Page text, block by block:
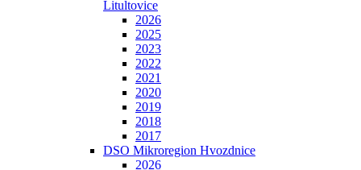
Litultovice
2026
2025
2023
2022
2021
2020
2019
2018
2017
DSO Mikroregion Hvozdnice
2026